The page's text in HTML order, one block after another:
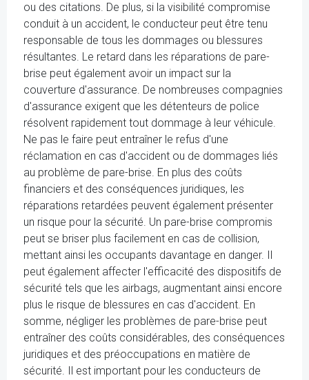
ou des citations. De plus, si la visibilité compromise
conduit à un accident, le conducteur peut être tenu
responsable de tous les dommages ou blessures
résultantes. Le retard dans les réparations de pare-
brise peut également avoir un impact sur la
couverture d'assurance. De nombreuses compagnies
d'assurance exigent que les détenteurs de police
résolvent rapidement tout dommage à leur véhicule.
Ne pas le faire peut entraîner le refus d'une
réclamation en cas d'accident ou de dommages liés
au problème de pare-brise. En plus des coûts
financiers et des conséquences juridiques, les
réparations retardées peuvent également présenter
un risque pour la sécurité. Un pare-brise compromis
peut se briser plus facilement en cas de collision,
mettant ainsi les occupants davantage en danger. Il
peut également affecter l'efficacité des dispositifs de
sécurité tels que les airbags, augmentant ainsi encore
plus le risque de blessures en cas d'accident. En
somme, négliger les problèmes de pare-brise peut
entraîner des coûts considérables, des conséquences
juridiques et des préoccupations en matière de
sécurité. Il est important pour les conducteurs de